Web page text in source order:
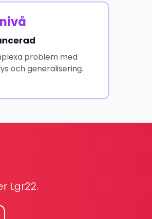
problem med
och generalisering.
Lgr22.